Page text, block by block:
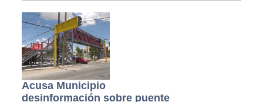
Acusa Municipio
desinformación sobre puente